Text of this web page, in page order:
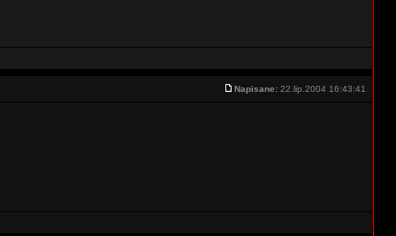
Napisane: 22.lip.2004 16:43:41